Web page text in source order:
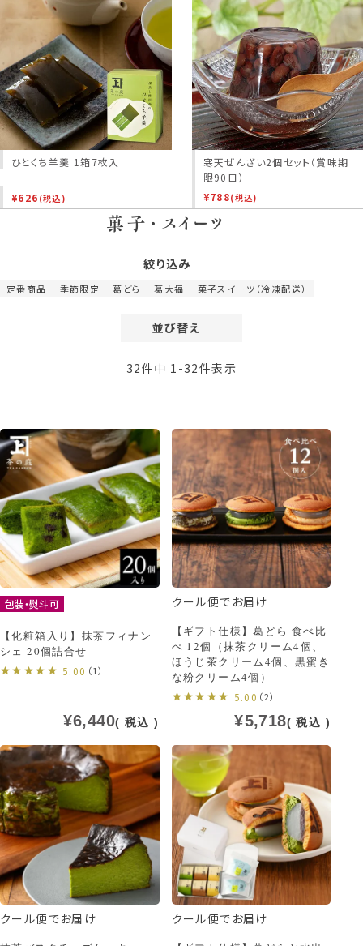
ひとくち羊羹 1箱7枚入
¥626 (税込)
寒天ぜんざい2個セット（賞味期
限90日）
¥788(税込)
菓子・スイーツ
絞り込み
定番商品 季節限定 葛どら 葛大福 菓子スイーツ（冷凍配送）
並び替え
価格が高い順
32件中 1 -32件表示
包装・熨斗可
【化粧箱入り】抹茶フィナン
シェ 20個詰合せ
5.00 （1）
¥6,440 税込
クール便でお届け
【ギフト仕様】葛どら 食べ比
べ 12個（抹茶クリーム4個、
ほうじ茶クリーム4個、黒蜜き
な粉クリーム4個）
5.00 （2）
¥5,718 税込
クール便でお届け クール便でお届け